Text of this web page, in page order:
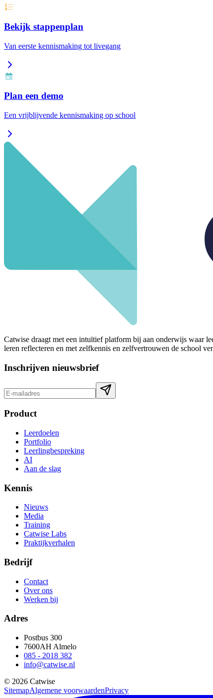
Bekijk stappenplan
Van eerste kennismaking tot livegang
Plan een demo
Een vrijblijvende kennismaking op school
Catwise draagt met een intuïtief platform bij aan onderwijs waar
leren reflecteren en met zelfkennis en zelfvertrouwen de school
Inschrijven nieuwsbrief
Product
Leerdoelen
Portfolio
Leerlingbespreking
AI
Aan de slag
Kennis
Nieuws
Media
Training
Catwise Labs
Praktijkverhalen
Bedrijf
Contact
Over ons
Werken bij
Adres
Postbus 300
7600AH Almelo
085 - 2018 382
info@catwise.nl
© 2026 Catwise
SitemapAlgemene voorwaardenPrivacy